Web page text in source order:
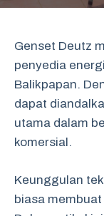
Genset Deutz
penyedia
Balikpapan.
dapat
utama dalam
komersial.
Keunggulan
biasa